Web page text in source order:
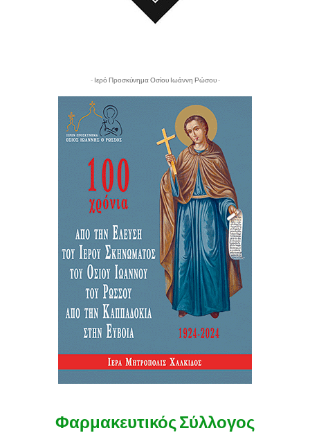
- Ιερό Προσκύνημα Οσίου Ιωάννη Ρώσου -
Φαρμακευτικός Σύλλογος